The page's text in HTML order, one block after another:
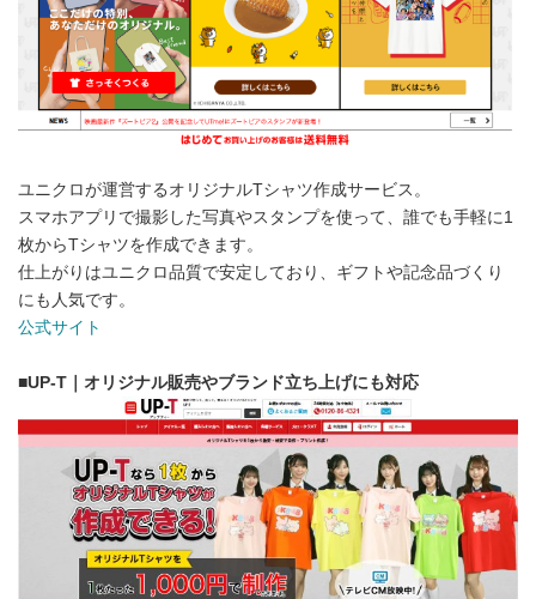
ユニクロが運営するオリジナルTシャツ作成サービス。
スマホアプリで撮影した写真やスタンプを使って、誰でも手軽に1
枚からTシャツを作成できます。
仕上がりはユニクロ品質で安定しており、ギフトや記念品づくり
にも人気です。
公式サイト
■UP-T｜オリジナル販売やブランド立ち上げにも対応